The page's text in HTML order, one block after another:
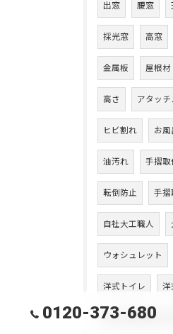
出窓 腰窓
採光窓 高窓
金属板 屋根材
高さ アタッ
ヒビ割れ お風
油汚れ 手摺取
転倒防止 手摺
自社大工職人
ウォシュレット
洋式トイレ 洋
年末年始休業のお
0120-373-680